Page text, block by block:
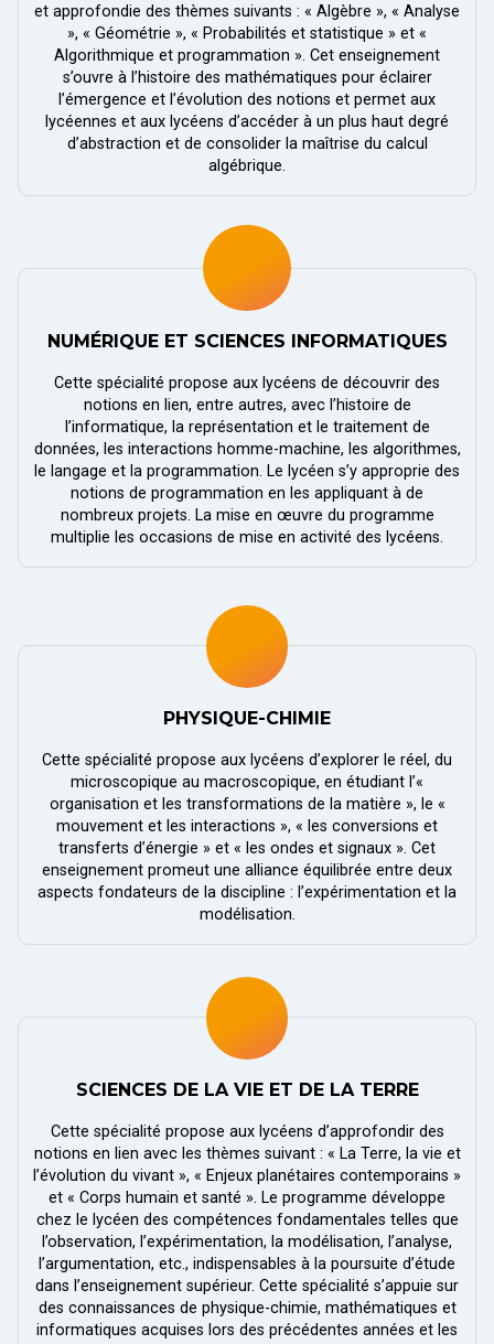
et approfondie des thèmes suivants : « Algèbre », « Analyse
», « Géométrie », « Probabilités et statistique » et «
Algorithmique et programmation ». Cet enseignement
s’ouvre à l’histoire des mathématiques pour éclairer
l’émergence et l’évolution des notions et permet aux
lycéennes et aux lycéens d’accéder à un plus haut degré
d’abstraction et de consolider la maîtrise du calcul
algébrique.
NUMÉRIQUE ET SCIENCES INFORMATIQUES
Cette spécialité propose aux lycéens de découvrir des
notions en lien, entre autres, avec l’histoire de
l’informatique, la représentation et le traitement de
données, les interactions homme-machine, les algorithmes,
le langage et la programmation. Le lycéen s’y approprie des
notions de programmation en les appliquant à de
nombreux projets. La mise en œuvre du programme
multiplie les occasions de mise en activité des lycéens.
PHYSIQUE-CHIMIE
Cette spécialité propose aux lycéens d’explorer le réel, du
microscopique au macroscopique, en étudiant l’«
organisation et les transformations de la matière », le «
mouvement et les interactions », « les conversions et
transferts d’énergie » et « les ondes et signaux ». Cet
enseignement promeut une alliance équilibrée entre deux
aspects fondateurs de la discipline : l’expérimentation et la
modélisation.
SCIENCES DE LA VIE ET DE LA TERRE
Cette spécialité propose aux lycéens d’approfondir des
notions en lien avec les thèmes suivant : « La Terre, la vie et
l’évolution du vivant », « Enjeux planétaires contemporains »
et « Corps humain et santé ». Le programme développe
chez le lycéen des compétences fondamentales telles que
l’observation, l’expérimentation, la modélisation, l’analyse,
l’argumentation, etc., indispensables à la poursuite d’étude
dans l’enseignement supérieur. Cette spécialité s’appuie sur
des connaissances de physique-chimie, mathématiques et
informatiques acquises lors des précédentes années et les